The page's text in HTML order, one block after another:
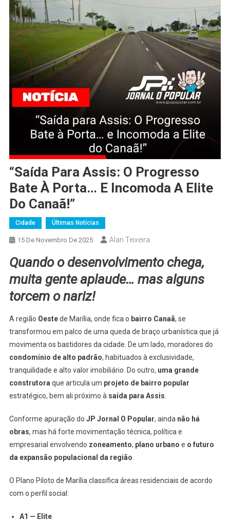
“Saída Para Assis: O Progresso
Bate À Porta… E Incomoda A Elite
Do Canaã!”
Cidade Últimas Notícias
15 De Novembro De 2025 Alan Teixeira
Quando o desenvolvimento chega,
muita gente aplaude… mas alguns
torcem o nariz!
A região Oestede Marília, onde fica o bairro Canaã, se
transformou em palco de uma queda de braço urbanística que já
movimenta os bastidores da cidade. De um lado, moradores do
condomínio de alto padrão, habituados à exclusividade,
tranquilidade e alto valor imobiliário. Do outro, uma grande
construtora que articula um projeto de bairro popular
estratégico, bem ali próximo à saída para Assis
Conforme apuração do JP Jornal O Popular, ainda não há
obras, mas há forte movimentação técnica, política e
empresarial envolvendo zoneamento, plano urbano e o futuro
da expansão populacional da região
O Plano Piloto de Marília classifica áreas residenciais de acordo
com o perfil social:
A1 — Elite